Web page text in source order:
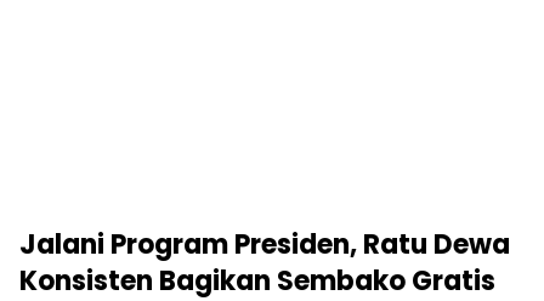
Jalani Program Presiden, Ratu Dewa
Konsisten Bagikan Sembako Gratis